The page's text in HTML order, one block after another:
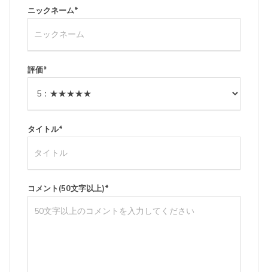
ニックネーム*
評価*
タイトル*
コメント(50文字以上)*